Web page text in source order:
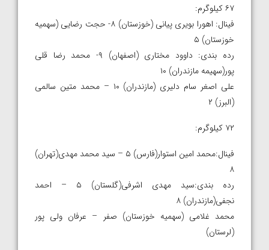
۶۷ کیلوگرم:
فینال: اهورا بویری پیانی (خوزستان) ۸- حجت رضایی (سهمیه
خوزستان) ۵
رده بندی: داوود مختاری (اصفهان) ۹- محمد رضا قلی
پور(سهیمه مازندران) ۱۰
علی اصغر سام دلیری (مازندران) ۱۰ – محمد متین سالمی
(البرز) ۲
۷۲ کیلوگرم:
فینال:محمد امین استوار(فارس) ۵ – سید محمد مهدی(تهران)
۸
رده بندی:سید مهدی اشرفی(گلستان) ۵ – احمد
نجفی(مازندران) ۸
محمد غلامی (سهمیه خوزستان) صفر – عرفان ولی پور
(لرستان)